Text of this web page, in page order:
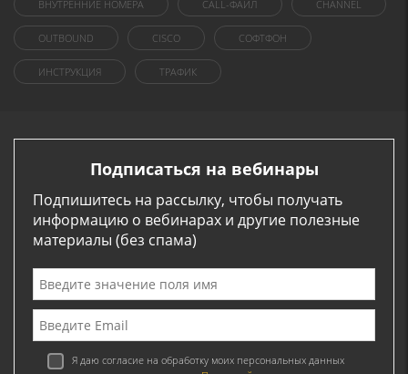
ВНУТРЕННИЕ НОМЕРА CALL-ФАЙЛ CHANNEL
OUTBOUND CISCO СОФТФОН
ИНСТРУКЦИЯ ТРАФИК
Подписаться на вебинары
Подпишитесь на рассылку, чтобы получать
информацию о вебинарах и другие полезные
материалы (без спама)
Я даю согласие на обработку моих персональных данных